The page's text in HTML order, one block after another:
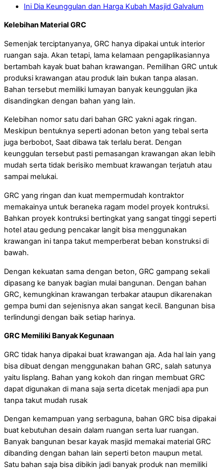
Ini Dia Keunggulan dan Harga Kubah Masjid Galvalum
Kelebihan Material GRC
Semenjak terciptanyanya, GRC hanya dipakai untuk interior
ruangan saja. Akan tetapi, lama kelamaan pengaplikasiannya
bertambah kayak buat bahan krawangan. Pemilihan GRC untuk
produksi krawangan atau produk lain bukan tanpa alasan.
Bahan tersebut memiliki lumayan banyak keunggulan jika
disandingkan dengan bahan yang lain.
Kelebihan nomor satu dari bahan GRC yakni agak ringan.
Meskipun bentuknya seperti adonan beton yang tebal serta
juga berbobot, Saat dibawa tak terlalu berat. Dengan
keunggulan tersebut pasti pemasangan krawangan akan lebih
mudah serta tidak berisiko membuat krawangan terjatuh atau
sampai melukai.
GRC yang ringan dan kuat mempermudah kontraktor
memakainya untuk beraneka ragam model proyek kontruksi.
Bahkan proyek kontruksi bertingkat yang sangat tinggi seperti
hotel atau gedung pencakar langit bisa menggunakan
krawangan ini tanpa takut memperberat beban konstruksi di
bawah.
Dengan kekuatan sama dengan beton, GRC gampang sekali
dipasang ke banyak bagian mulai bangunan. Dengan bahan
GRC, kemungkinan krawangan terbakar ataupun dikarenakan
gempa bumi dan sejenisnya akan sangat kecil. Bangunan bisa
terlindungi dengan baik setiap harinya.
GRC Memiliki Banyak Kegunaan
GRC tidak hanya dipakai buat krawangan aja. Ada hal lain yang
bisa dibuat dengan menggunakan bahan GRC, salah satunya
yaitu lisplang. Bahan yang kokoh dan ringan membuat GRC
dapat digunakan di mana saja serta dicetak menjadi apa pun
tanpa takut mudah rusak
Dengan kemampuan yang serbaguna, bahan GRC bisa dipakai
buat kebutuhan desain dalam ruangan serta luar ruangan.
Banyak bangunan besar kayak masjid memakai material GRC
dibanding dengan bahan lain seperti beton maupun metal.
Satu bahan saja bisa dibikin jadi banyak produk nan memiliki